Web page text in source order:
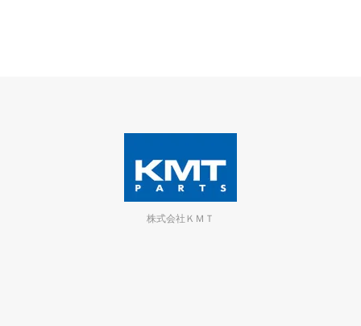
株式会社ＫＭＴ